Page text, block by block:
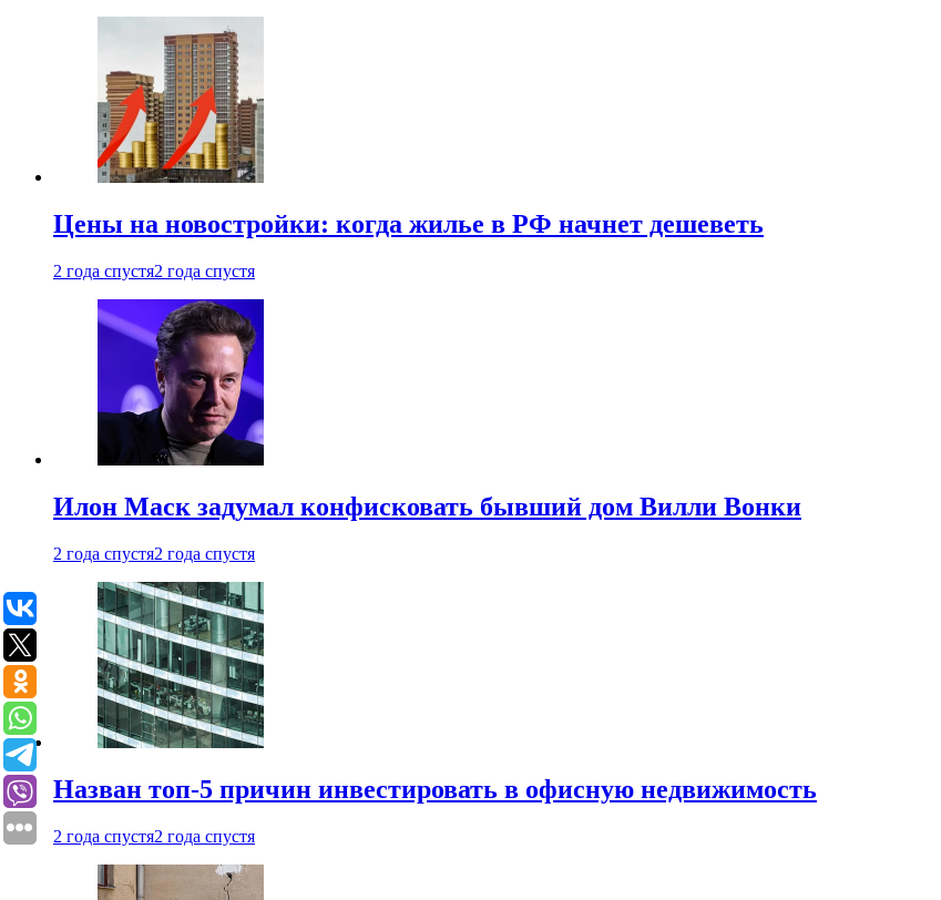
Цены на новостройки: когда жилье в РФ начнет дешеветь
2 года спустя2 года спустя
Илон Маск задумал конфисковать бывший дом Вилли Вонки
2 года спустя2 года спустя
Назван топ-5 причин инвестировать в офисную недвижимость
2 года спустя2 года спустя